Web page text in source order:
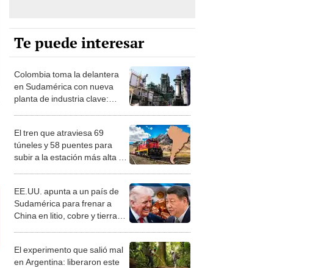
Te puede interesar
Colombia toma la delantera
en Sudamérica con nueva
planta de industria clave:
El tren que atraviesa 69
túneles y 58 puentes para
subir a la estación más alta de
EE.UU. apunta a un país de
Sudamérica para frenar a
China en litio, cobre y tierras
El experimento que salió mal
en Argentina: liberaron este